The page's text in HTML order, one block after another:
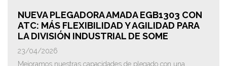
NUEVA PLEGADORA AMADA EGB1303 CON
ATC: MÁS FLEXIBILIDAD Y AGILIDAD PARA
LA DIVISIÓN INDUSTRIAL DE SOME
23/04/2026
Mejoramos nuestras capacidades de plegado con una